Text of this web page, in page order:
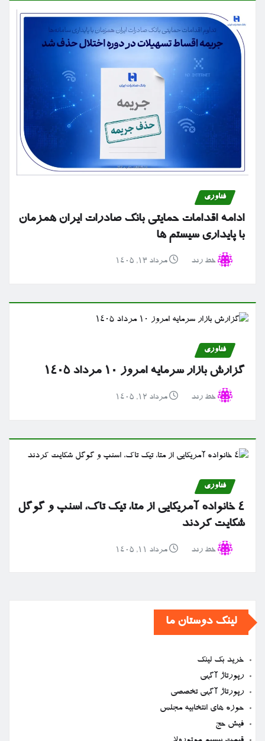
فناوری
ادامه اقدامات حمایتی بانک صادرات ایران همزمان
با پایداری سیستم ها
خط رند مرداد ۱۳, ۱۴۰۵
فناوری
گزارش بازار سرمایه امروز ۱۰ مرداد ۱۴۰۵
خط رند مرداد ۱۲, ۱۴۰۵
فناوری
۴ خانواده آمریکایی از متا، تیک تاک، اسنپ و گوگل
شکایت کردند
خط رند مرداد ۱۱, ۱۴۰۵
لینک دوستان ما
خرید بک لینک
رپورتاژ آگهی
رپورتاژ آگهی تخصصی
حوزه های انتخابیه مجلس
فیش حج